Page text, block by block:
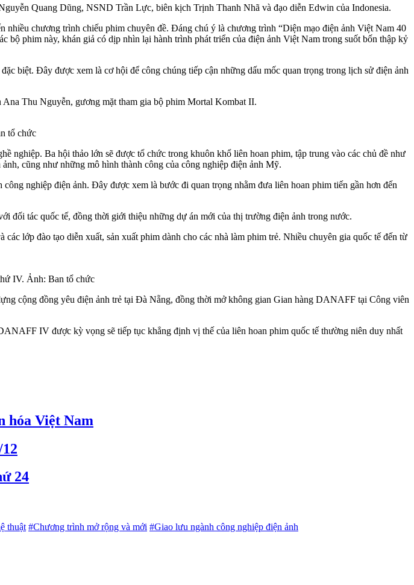
Quang Dũng, NSND Trần Lực, biên kịch Trịnh Thanh Nhã và đạo diễn Edwin của Indonesia.
chương trình chiếu phim chuyên đề. Đáng chú ý là chương trình “Diện mạo điện ảnh Việt Nam 40
phim này, khán giả có dịp nhìn lại hành trình phát triển của điện ảnh Việt Nam trong suốt bốn thập kỷ
biệt. Đây được xem là cơ hội để công chúng tiếp cận những dấu mốc quan trọng trong lịch sử điện ảnh
Thu Nguyễn, gương mặt tham gia bộ phim Mortal Kombat II.
tổ chức
nghiệp. Ba hội thảo lớn sẽ được tổ chức trong khuôn khổ liên hoan phim, tập trung vào các chủ đề như
cũng như những mô hình thành công của công nghiệp điện ảnh Mỹ.
nghiệp điện ảnh. Đây được xem là bước đi quan trọng nhằm đưa liên hoan phim tiến gần hơn đến
đối tác quốc tế, đồng thời giới thiệu những dự án mới của thị trường điện ảnh trong nước.
lớp đào tạo diễn xuất, sản xuất phim dành cho các nhà làm phim trẻ. Nhiều chuyên gia quốc tế đến từ
IV. Ảnh: Ban tổ chức
cộng đồng yêu điện ảnh trẻ tại Đà Nẵng, đồng thời mở không gian Gian hàng DANAFF tại Công viên
IV được kỳ vọng sẽ tiếp tục khẳng định vị thế của liên hoan phim quốc tế thường niên duy nhất
hóa Việt Nam
24
thuật #Chương trình mở rộng và mới #Giao lưu ngành công nghiệp điện ảnh